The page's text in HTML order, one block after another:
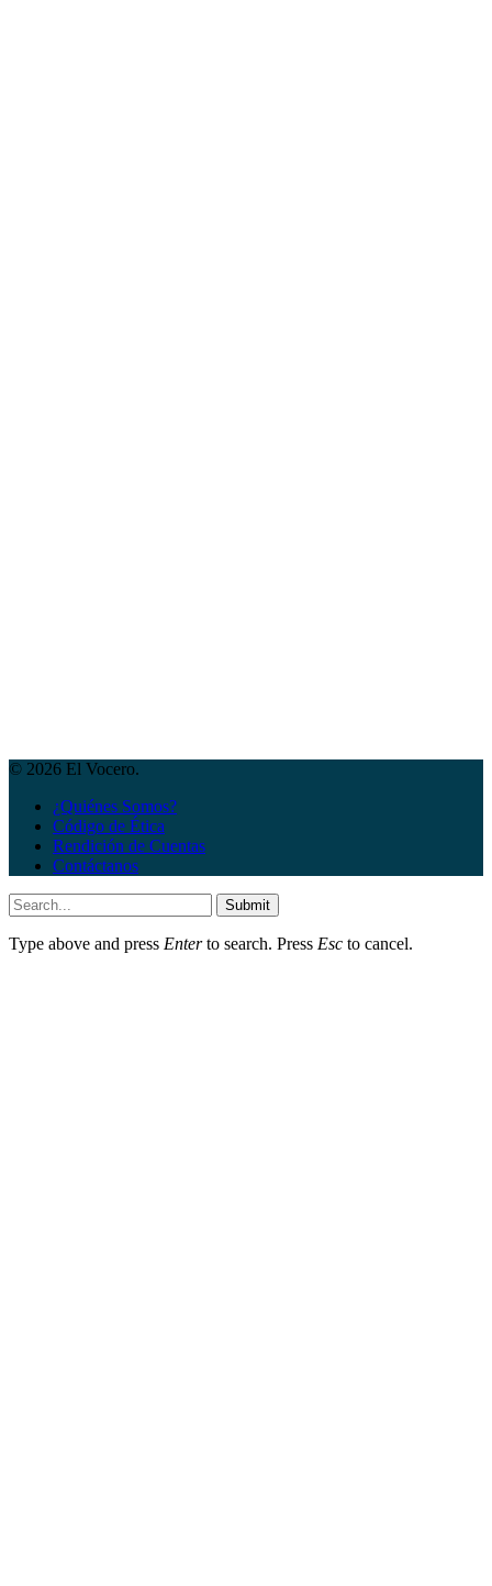
© 2026 El Vocero.
¿Quiénes Somos?
Código de Ética
Rendición de Cuentas
Contáctanos
Submit
Type above and press Enterto search. Press Esc to cancel.